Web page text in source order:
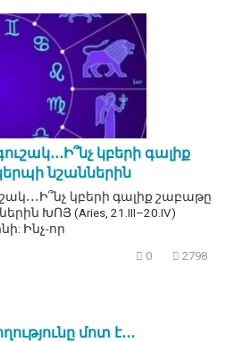
կբերի գալիք
նշաններին
կբերի գալիք շաբաթը
ԽՈՅ (Aries, 21.III–20.IV)
Ինչ-որ
0 2798
մոտ է․․․